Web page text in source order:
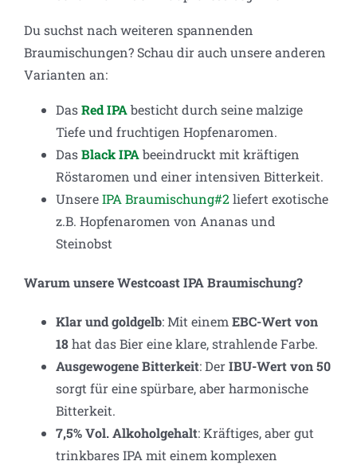
Du suchst nach weiteren spannenden
Braumischungen? Schau dir auch unsere anderen
Varianten an:
DasRed IPAbesticht durch seine malzige
Tiefe und fruchtigen Hopfenaromen.
DasBlack IPAbeeindruckt mit kräftigen
Röstaromen und einer intensiven Bitterkeit.
UnsereIPA Braumischung#2liefert exotische
z.B. Hopfenaromen von Ananas und
Steinobst
Warum unsere Westcoast IPA Braumischung?
Klar und goldgelb: Mit einemEBC-Wert von
18hat das Bier eine klare, strahlende Farbe.
Ausgewogene Bitterkeit: DerIBU-Wert von 50
sorgt für eine spürbare, aber harmonische
Bitterkeit.
7,5% Vol. Alkoholgehalt: Kräftiges, aber gut
trinkbares IPA mit einem komplexen